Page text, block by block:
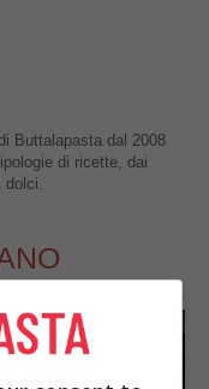
Buttalapasta dal 2008
di ricette, dai
dolci.